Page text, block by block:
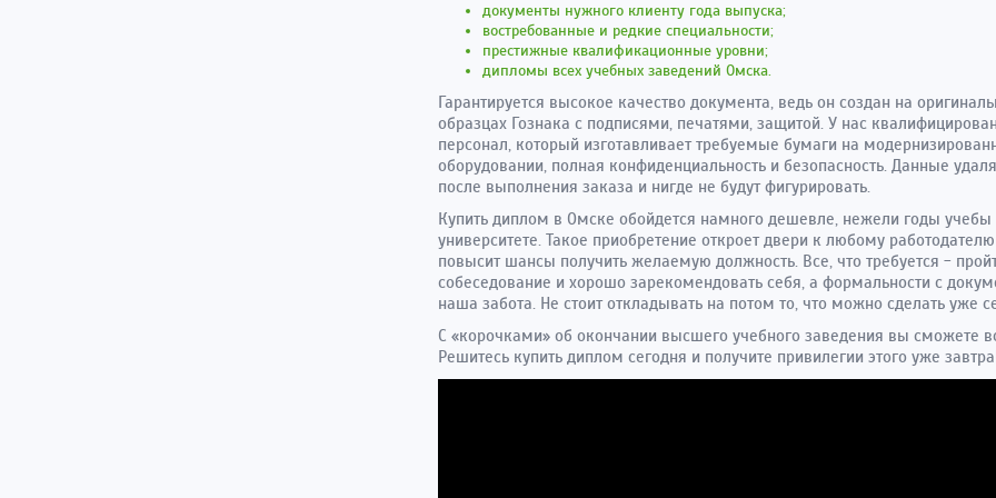
документы нужного клиенту года выпуска;
востребованные и редкие специальности;
престижные квалификационные уровни;
дипломы всех учебных заведений Омска.
Гарантируется высокое качество документа, ведь он создан на
образцах Гознака с подписями, печатями, защитой. У нас
персонал, который изготавливает требуемые бумаги на
оборудовании, полная конфиденциальность и безопасность. Данные
после выполнения заказа и нигде не будут фигурировать.
Купить диплом в Омске обойдется намного дешевле, нежели годы учебы
университете. Такое приобретение откроет двери к любому
повысит шансы получить желаемую должность. Все, что требуется -
собеседование и хорошо зарекомендовать себя, а формальности с
наша забота. Не стоит откладывать на потом то, что можно сделать уже
С «корочками» об окончании высшего учебного заведения вы сможете
Решитесь купить диплом сегодня и получите привилегии этого уже